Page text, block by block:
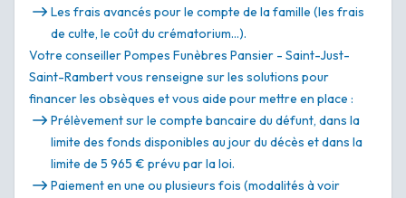
Les frais avancés pour le compte de la famille (les frais
de culte, le coût du crématorium…).
Votre conseiller Pompes Funèbres Pansier - Saint-Just-
Saint-Rambert vous renseigne sur les solutions pour
financer les obsèques et vous aide pour mettre en place :
Prélèvement sur le compte bancaire du défunt, dans la
limite des fonds disponibles au jour du décès et dans la
limite de 5 965 € prévu par la loi.
Paiement en une ou plusieurs fois (modalités à voir